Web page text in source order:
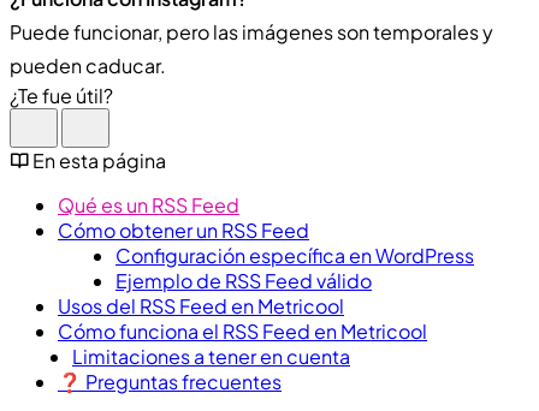
Puede funcionar, pero las imágenes son temporales y
pueden caducar.
¿Te fue útil?
En esta página
Qué es un RSS Feed
Cómo obtener un RSS Feed
Configuración específica en WordPress
Ejemplo de RSS Feed válido
Usos del RSS Feed en Metricool
Cómo funciona el RSS Feed en Metricool
Limitaciones a tener en cuenta
​❓ Preguntas frecuentes